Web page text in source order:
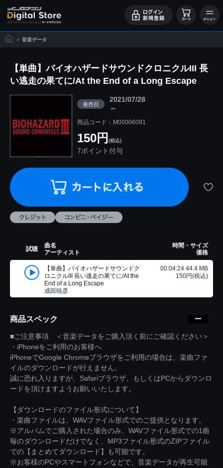
> 音楽データ
【単曲】バイオハザードサウンドクロニクルIII 長
い逃走の果てに/At the End of a Long Escape
発売日
2021/07/28
～
商品コード：M00006091
150円 (税込)
7ポイント付与
試聴
曲名
アーティスト
時間・サイズ
価格
【単曲】バイオハザードサウンドク
ロニクルIII 長い逃走の果てに/At the
End of a Long Escape
成田暁彦
00:04:24 44.4 MB
150円(税込)
商品スペック
■ご注意事項 ＜音楽データをご購入頂く前にご確認ください＞
・iPhoneをご利用のお客様へ
iPhoneでGoogle Chromeブラウザをご利用の場合は、楽曲ファ
イルのダウンロードが行えません。
誠に恐れ入りますが、Safariブラウザ、もしくはPCからダウンロ
ードを頂けますようお願いいたします。
【ダウンロードのファイル形式について】
・楽曲ファイルは、WAVファイル形式でのご提供となります。
※アルバムでご購入された場合のみ、WAVファイル形式での1曲
毎のダウンロードだけでなく、MP3ファイル形式のZIPファイル
での【まとめてダウンロード】も可能です。
※お客様のPCやスマートフォンなどで、音楽データが再生可能